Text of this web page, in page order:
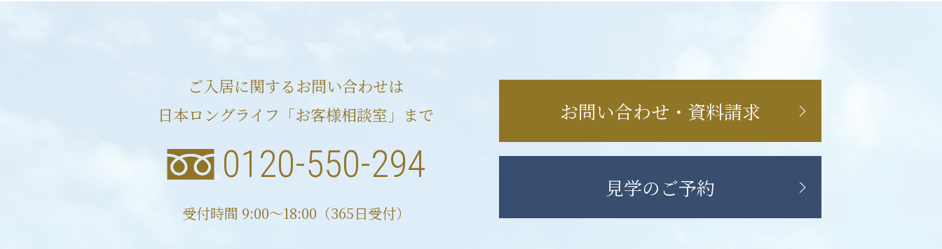
ご入居に関するお問い合わせは
日本ロングライフ「お客様相談室」まで
0120-550-294
受付時間 9:00〜18:00（365日受付）
お問い合わせ・資料請求
見学のご予約